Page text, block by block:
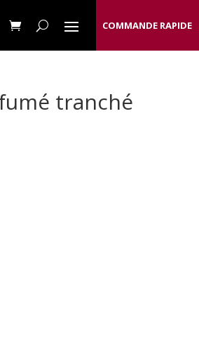
COMMANDE RAPIDE
tranché